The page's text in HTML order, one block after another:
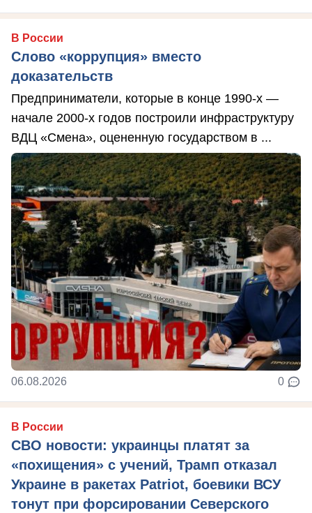
В России
Слово «коррупция» вместо
доказательств
Предприниматели, которые в конце 1990-х —
начале 2000-х годов построили инфраструктуру
ВДЦ «Смена», оцененную государством в ...
06.08.2026 0
В России
СВО новости: украинцы платят за
«похищения» с учений, Трамп отказал
Украине в ракетах Patriot, боевики ВСУ
тонут при форсировании Северского